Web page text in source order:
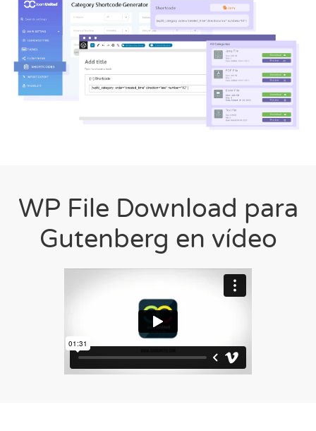
WP File Download para
Gutenberg en vídeo